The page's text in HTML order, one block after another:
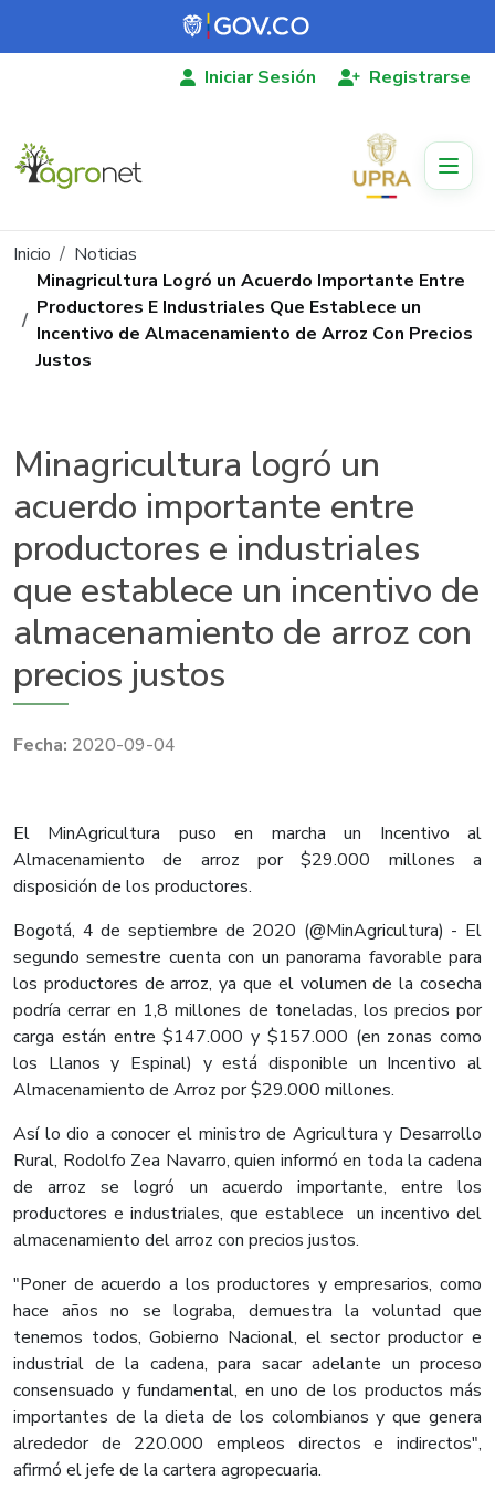
Pasar al contenido principal
Iniciar Sesión Registrarse
Ruta de navegación
Inicio
Noticias
Minagricultura Logró un Acuerdo Importante Entre
Productores E Industriales Que Establece un
Incentivo de Almacenamiento de Arroz Con Precios
Justos
Minagricultura logró un
acuerdo importante entre
productores e industriales
que establece un incentivo de
almacenamiento de arroz con
precios justos
2020-09-04
El MinAgricultura puso en marcha un Incentivo al
Almacenamiento de arroz por $29.000 millones a
disposición de los productores.
Bogotá, 4 de septiembre de 2020 (@MinAgricultura) - El
segundo semestre cuenta con un panorama favorable para
los productores de arroz, ya que el volumen de la cosecha
podría cerrar en 1,8 millones de toneladas, los precios por
carga están entre $147.000 y $157.000 (en zonas como
los Llanos y Espinal) y está disponible un Incentivo al
Almacenamiento de Arroz por $29.000 millones.
Así lo dio a conocer el ministro de Agricultura y Desarrollo
Rural, Rodolfo Zea Navarro, quien informó en toda la cadena
de arroz se logró un acuerdo importante, entre los
productores e industriales, que establece un incentivo del
almacenamiento del arroz con precios justos.
"Poner de acuerdo a los productores y empresarios, como
hace años no se lograba, demuestra la voluntad que
tenemos todos, Gobierno Nacional, el sector productor e
industrial de la cadena, para sacar adelante un proceso
consensuado y fundamental, en uno de los productos más
importantes de la dieta de los colombianos y que genera
alrededor de 220.000 empleos directos e indirectos",
afirmó el jefe de la cartera agropecuaria.